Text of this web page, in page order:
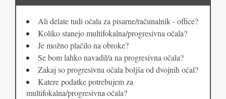
Ali delate tudi očala za pisarne/računalnik - office?
Koliko stanejo multifokalna/progresivna očala?
Je možno plačilo na obroke?
Se bom lahko navadil/a na progresivna očala?
Zakaj so progresivna očala boljša od dvojnih očal?
Katere podatke potrebujem za
multifokalna/progresivna očala?